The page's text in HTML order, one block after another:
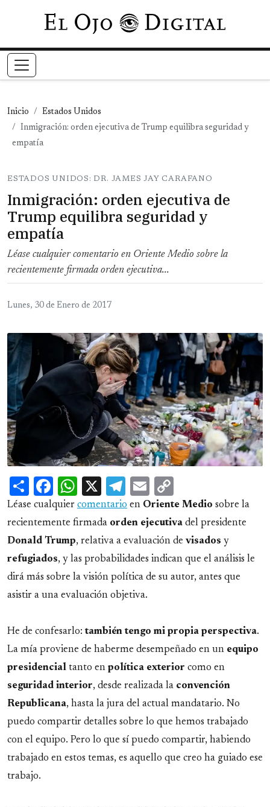
Pasar al contenido principal
Inicio
Estados Unidos
Inmigración: orden ejecutiva de Trump equilibra seguridad y
empatía
ESTADOS UNIDOS: DR. JAMES JAY CARAFANO
Inmigración: orden ejecutiva de
Trump equilibra seguridad y
empatía
Léase cualquier comentario en Oriente Medio sobre la
recientemente firmada orden ejecutiva...
Lunes, 30 de Enero de 2017
ShareFacebook
WhatsApp
X Telegram
Email
Link
Léase cualquier comentario en Oriente Medio sobre la
recientemente firmada orden ejecutiva del presidente
Donald Trump, relativa a evaluación de visados y
refugiados, y las probabilidades indican que el análisis le
dirá más sobre la visión política de su autor, antes que
asistir a una evaluación objetiva.
He de confesarlo: también tengo mi propia perspectiva.
La mía proviene de haberme desempeñado en un equipo
presidencial tanto en política exterior como en
seguridad interior, desde realizada la convención
Republicana, hasta la jura del actual mandatario. No
puedo compartir detalles sobre lo que hemos trabajado
con el equipo. Pero lo que sí puedo compartir, habiendo
trabajado en estos temas, es aquello que creo ha guiado ese
trabajo.